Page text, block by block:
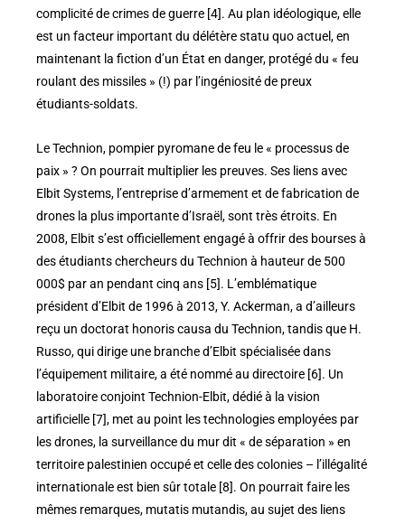
complicité de crimes de guerre [4]. Au plan idéologique, elle
est un facteur important du délétère statu quo actuel, en
maintenant la fiction d’un État en danger, protégé du « feu
roulant des missiles » (!) par l’ingéniosité de preux
étudiants-soldats.
Le Technion, pompier pyromane de feu le « processus de
paix » ? On pourrait multiplier les preuves. Ses liens avec
Elbit Systems, l’entreprise d’armement et de fabrication de
drones la plus importante d’Israël, sont très étroits. En
2008, Elbit s’est officiellement engagé à offrir des bourses à
des étudiants chercheurs du Technion à hauteur de 500
000$ par an pendant cinq ans [5]. L’emblématique
président d’Elbit de 1996 à 2013, Y. Ackerman, a d’ailleurs
reçu un doctorat honoris causa du Technion, tandis que H.
Russo, qui dirige une branche d’Elbit spécialisée dans
l’équipement militaire, a été nommé au directoire [6]. Un
laboratoire conjoint Technion-Elbit, dédié à la vision
artificielle [7], met au point les technologies employées par
les drones, la surveillance du mur dit « de séparation » en
territoire palestinien occupé et celle des colonies – l’illégalité
internationale est bien sûr totale [8]. On pourrait faire les
mêmes remarques, mutatis mutandis, au sujet des liens